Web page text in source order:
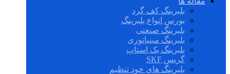
بلبرینگ کف گرد
بورس انواع بلبرینگ
بلبرینگ صنعتی
بلبرینگ مینیاتوری
بلبرینگ بک استاپ
گریس SKF
بلبرینگ های خود تنظیم